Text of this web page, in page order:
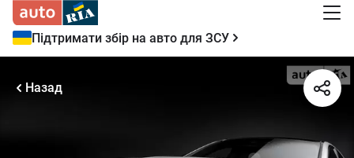
Підтримати збір на авто для ЗСУ
Назад